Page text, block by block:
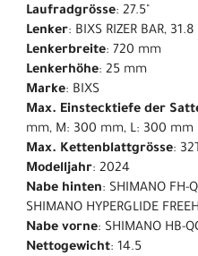
Laufradgrösse: 27.5"
Lenker: BIXS RIZER BAR,
Lenkerbreite: 720 mm
Lenkerhöhe: 25 mm
Marke: BIXS
Max. Einstecktiefe der
mm, M: 300 mm, L: 300 mm
Max. Kettenblattgrösse: 32T
Modelljahr: 2024
Nabe hinten: SHIMANO FH-
SHIMANO HYPERGLIDE
Nabe vorne: SHIMANO HB-
Nettogewicht: 14.5